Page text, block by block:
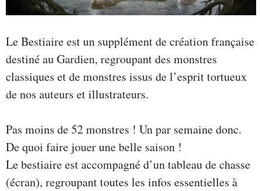
Le Bestiaire est un supplément de création française
destiné au Gardien, regroupant des monstres
classiques et de monstres issus de l’esprit tortueux
de nos auteurs et illustrateurs.
Pas moins de 52 monstres ! Un par semaine donc.
De quoi faire jouer une belle saison !
Le bestiaire est accompagné d’un tableau de chasse
(écran), regroupant toutes les infos essentielles à